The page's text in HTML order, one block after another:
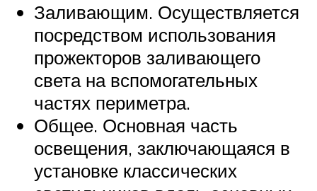
Заливающим. Осуществляется
посредством использования
прожекторов заливающего
света на вспомогательных
частях периметра.
Общее. Основная часть
освещения, заключающаяся в
установке классических